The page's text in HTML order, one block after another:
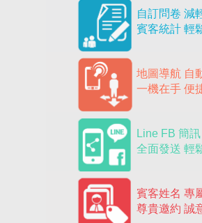
自訂問卷 減
賓客統計 輕
地圖導航 自
一機在手 便
Line FB 簡
全面發送 輕
賓客姓名 專
尊貴邀約 誠